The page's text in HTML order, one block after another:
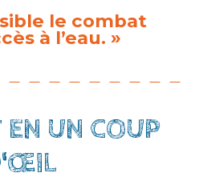
le combat
à l’eau. »
EN UN COUP